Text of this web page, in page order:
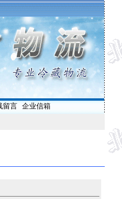
留言| 企业信箱